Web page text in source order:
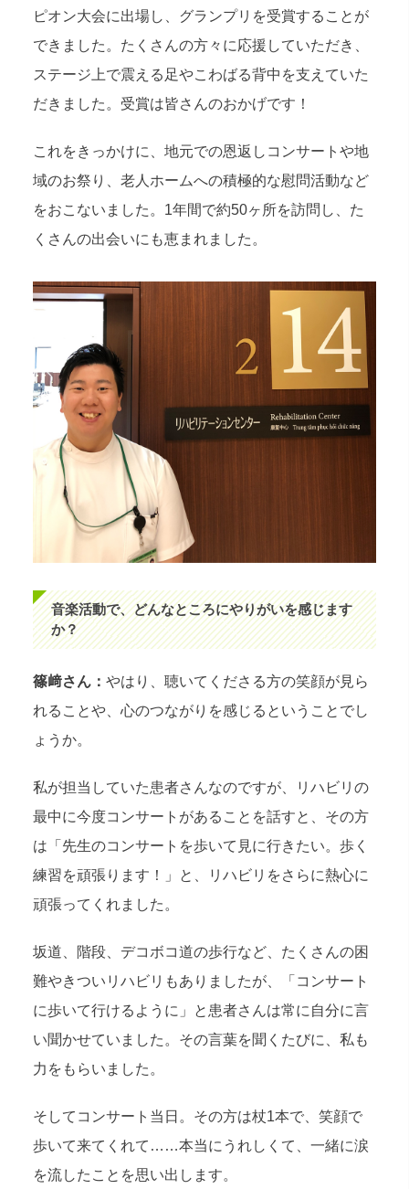
ピオン大会に出場し、グランプリを受賞することが
できました。たくさんの方々に応援していただき、
ステージ上で震える足やこわばる背中を支えていた
だきました。受賞は皆さんのおかげです！
これをきっかけに、地元での恩返しコンサートや地
域のお祭り、老人ホームへの積極的な慰問活動など
をおこないました。1年間で約50ヶ所を訪問し、た
くさんの出会いにも恵まれました。
音楽活動で、どんなところにやりがいを感じます
か？
篠﨑さん： やはり、聴いてくださる方の笑顔が見ら
れることや、心のつながりを感じるということでし
ょうか。
私が担当していた患者さんなのですが、リハビリの
最中に今度コンサートがあることを話すと、その方
は「先生のコンサートを歩いて見に行きたい。歩く
練習を頑張ります！」と、リハビリをさらに熱心に
頑張ってくれました。
坂道、階段、デコボコ道の歩行など、たくさんの困
難やきついリハビリもありましたが、「コンサート
に歩いて行けるように」と患者さんは常に自分に言
い聞かせていました。その言葉を聞くたびに、私も
力をもらいました。
そしてコンサート当日。その方は杖1本で、笑顔で
歩いて来てくれて……本当にうれしくて、一緒に涙
を流したことを思い出します。